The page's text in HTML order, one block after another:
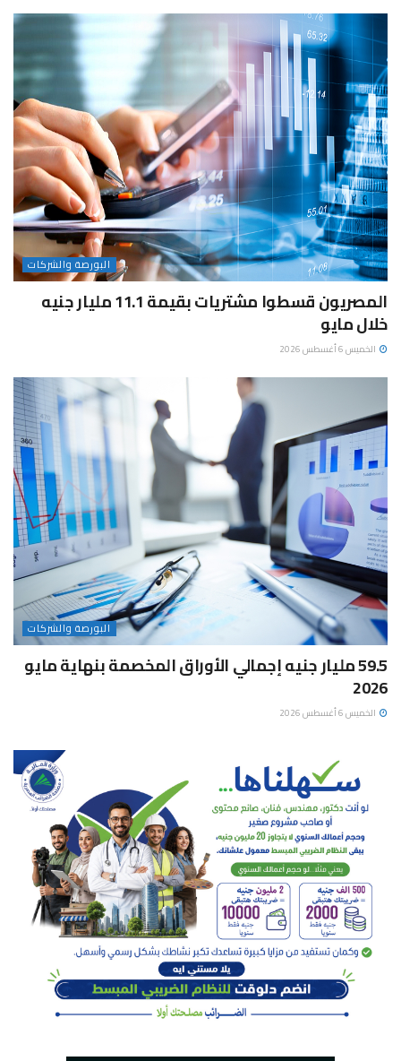
البورصة والشركات
المصريون قسطوا مشتريات بقيمة 11.1 مليار جنيه
خلال مايو
الخميس 6 أغسطس 2026
البورصة والشركات
59.5 مليار جنيه إجمالي الأوراق المخصمة بنهاية مايو
2026
الخميس 6 أغسطس 2026